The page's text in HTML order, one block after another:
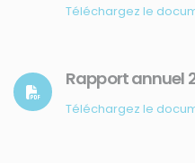
Téléchargez le
Rapport annuel
Téléchargez le